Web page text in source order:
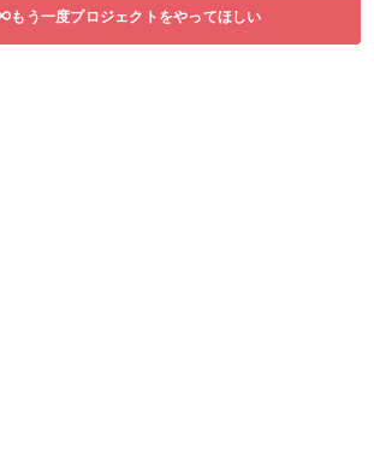
もう一度プロジェクトをやってほしい